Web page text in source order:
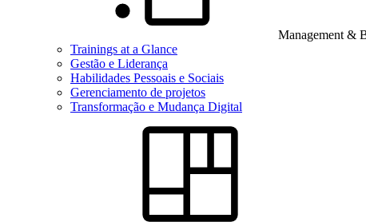
Management &
Trainings at a Glance
Gestão e Liderança
Habilidades Pessoais e Sociais
Gerenciamento de projetos
Transformação e Mudança Digital